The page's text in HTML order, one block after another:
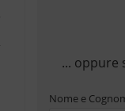
... oppure
Nome e